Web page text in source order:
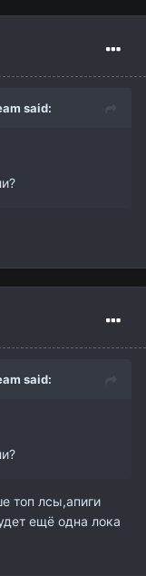
said:
said:
топ лсы,апиги
ещё одна лока